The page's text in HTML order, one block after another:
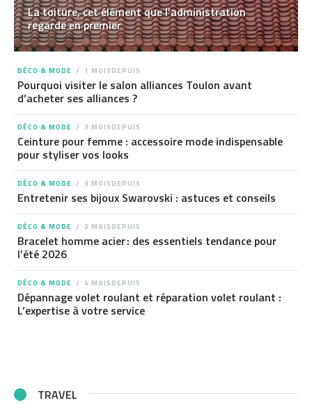
La toiture, cet élément que l’administration
regarde en premier
DÉCO & MODE 1 MOISDEPUIS
Pourquoi visiter le salon alliances Toulon avant
d’acheter ses alliances ?
DÉCO & MODE 3 MOISDEPUIS
Ceinture pour femme : accessoire mode indispensable
pour styliser vos looks
DÉCO & MODE 3 MOISDEPUIS
Entretenir ses bijoux Swarovski : astuces et conseils
DÉCO & MODE 3 MOISDEPUIS
Bracelet homme acier : des essentiels tendance pour
l’été 2026
DÉCO & MODE 4 MOISDEPUIS
Dépannage volet roulant et réparation volet roulant :
L’expertise à votre service
TRAVEL